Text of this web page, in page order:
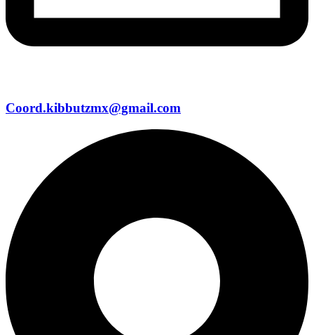
Coord.kibbutzmx@gmail.com